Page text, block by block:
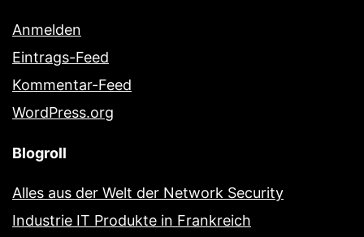
Anmelden
Eintrags-Feed
Kommentar-Feed
WordPress.org
Blogroll
Alles aus der Welt der Network Security
Industrie IT Produkte in Frankreich